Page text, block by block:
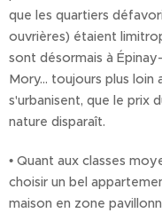
que les quartiers
ouvrières) étaient
sont désormais à
Mory... toujours plus loin
s'urbanisent, que le prix
nature disparaît.
• Quant aux classes
choisir un bel
maison en zone